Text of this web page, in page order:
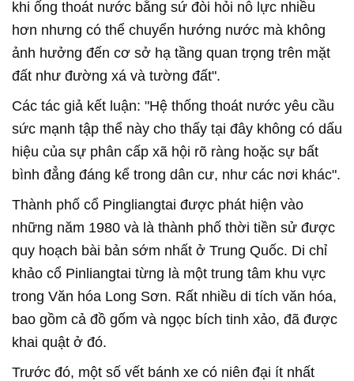
khi ống thoát nước bằng sứ đòi hỏi nỗ lực nhiều
hơn nhưng có thể chuyển hướng nước mà không
ảnh hưởng đến cơ sở hạ tầng quan trọng trên mặt
đất như đường xá và tường đất".
Các tác giả kết luận: "Hệ thống thoát nước yêu cầu
sức mạnh tập thể này cho thấy tại đây không có dấu
hiệu của sự phân cấp xã hội rõ ràng hoặc sự bất
bình đẳng đáng kể trong dân cư, như các nơi khác".
Thành phố cổ Pingliangtai được phát hiện vào
những năm 1980 và là thành phố thời tiền sử được
quy hoạch bài bản sớm nhất ở Trung Quốc. Di chỉ
khảo cổ Pinliangtai từng là một trung tâm khu vực
trong Văn hóa Long Sơn. Rất nhiều di tích văn hóa,
bao gồm cả đồ gốm và ngọc bích tinh xảo, đã được
khai quật ở đó.
Trước đó, một số vết bánh xe có niên đại ít nhất